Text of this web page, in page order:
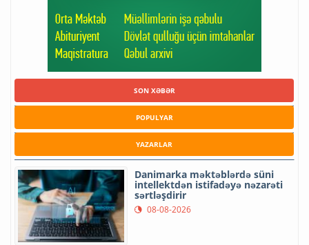
SON XƏBƏR
POPULYAR
YAZARLAR
Danimarka məktəblərdə süni
intellektdən istifadəyə nəzarəti
sərtləşdirir
08-08-2026